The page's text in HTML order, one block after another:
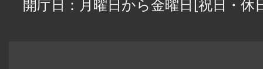
開庁日：月曜日から金曜日[祝日・